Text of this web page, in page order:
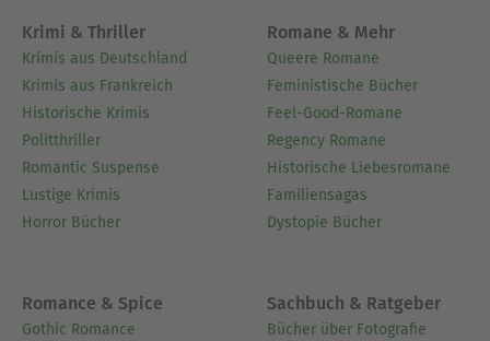
Krimi & Thriller
Krimis aus Deutschland
Krimis aus Frankreich
Historische Krimis
Politthriller
Romantic Suspense
Lustige Krimis
Horror Bücher
Romane & Mehr
Queere Romane
Feministische Bücher
Feel-Good-Romane
Regency Romane
Historische Liebesromane
Familiensagas
Dystopie Bücher
Romance & Spice
Gothic Romance
Sachbuch & Ratgeber
Bücher über Fotografie